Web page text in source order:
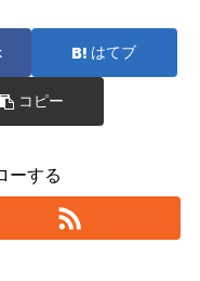
はてブ
コピー
ーする